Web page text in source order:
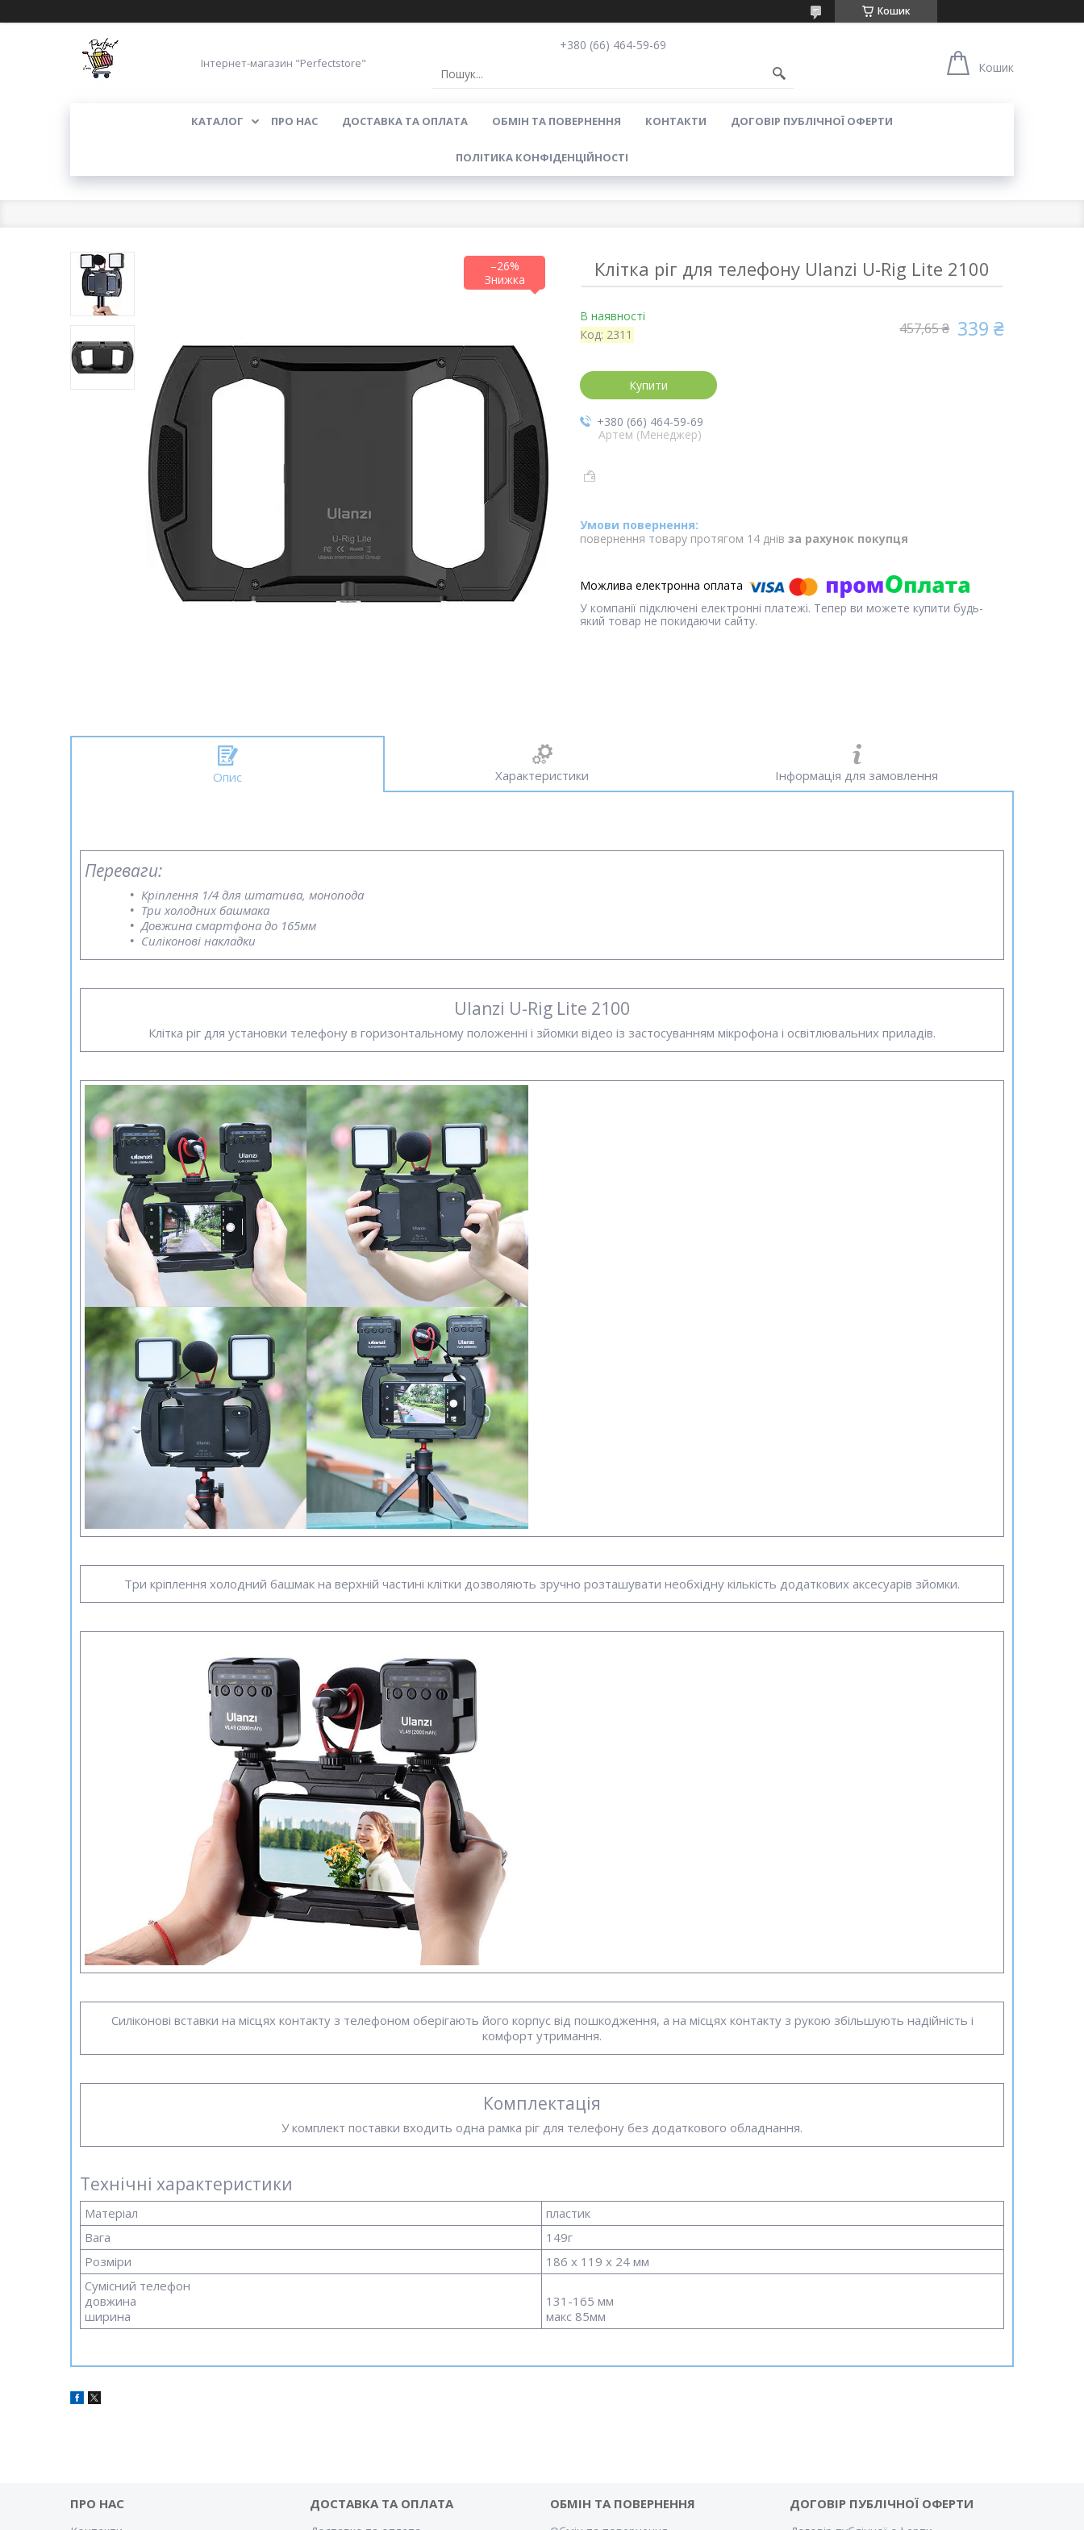
Кошик
Інтернет-магазин "Perfectstore"
+380 (66) 464-59-69
Кошик
КАТАЛОГ ПРО НАС ДОСТАВКА ТА ОПЛАТА ОБМІН ТА ПОВЕРНЕННЯ КОНТАКТИ ДОГОВІР ПУБЛІЧНОЇ ОФЕРТИ
ПОЛІТИКА КОНФІДЕНЦІЙНОСТІ
–26% Клітка ріг для телефону Ulanzi U-Rig Lite 2100
В наявності
Код: 2311 457,65 ₴ 339 ₴
Купити
+380 (66) 464-59-69
Артем (Менеджер)
повернення товару протягом 14 днів за рахунок покупця
У компанії підключені електронні платежі. Тепер ви можете купити будь-
який товар не покидаючи сайту.
Опис Характеристики Інформація для замовлення
Переваги:
Кріплення 1/4 для штатива, монопода
Три холодних башмака
Довжина смартфона до 165мм
Силіконові накладки
Ulanzi U-Rig Lite 2100
Клітка ріг для установки телефону в горизонтальному положенні і зйомки відео із застосуванням мікрофона і освітлювальних приладів.
Три кріплення холодний башмак на верхній частині клітки дозволяють зручно розташувати необхідну кількість додаткових аксесуарів зйомки.
Силіконові вставки на місцях контакту з телефоном оберігають його корпус від пошкодження, а на місцях контакту з рукою збільшують надійність і
комфорт утримання.
Комплектація
У комплект поставки входить одна рамка ріг для телефону без додаткового обладнання.
Технічні характеристики
Матеріал
пластик
Вага
149г
Розміри
186 х 119 х 24 мм
Сумісний телефон
довжина
ширина
131-165 мм
макс 85мм
ПРО НАС ДОСТАВКА ТА ОПЛАТА ОБМІН ТА ПОВЕРНЕННЯ ДОГОВІР ПУБЛІЧНОЇ ОФЕРТИ